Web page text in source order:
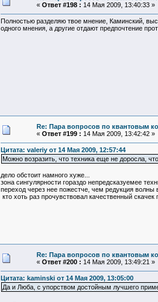
« Ответ #198 : 14 Мая 2009, 13:40:33 »
Полностью разделяю твое мнение, Каминский,
одного мнения, а другие отдают предпочтение
Re: Пара вопросов по квантовым
« Ответ #199 : 14 Мая 2009, 13:42:42 »
Цитата: valeriy от 14 Мая 2009, 12:57:44
Можно возразить, что техника еще не доросла,
дело обстоит намного хуже...
зона сингулярности гораздо непредсказуемее
переход через нее пожестче, чем редукция
кто хоть раз прочувствовал качественный
Re: Пара вопросов по квантовым
« Ответ #200 : 14 Мая 2009, 13:49:21 »
Цитата: kaminski от 14 Мая 2009, 13:05:00
Да и Люба, с упорством достойным лучшего